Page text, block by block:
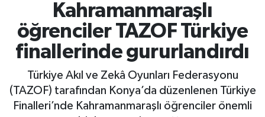
Kahramanmaraşlı
öğrenciler TAZOF Türkiye
finallerinde gururlandırdı
Türkiye Akıl ve Zekâ Oyunları Federasyonu
(TAZOF) tarafından Konya’da düzenlenen Türkiye
Finalleri’nde Kahramanmaraşlı öğrenciler önemli
ONİKİŞUBAT
ÖZEL HABER
Künye
Süper Lig Puan Durumu ve Fikstür
Tüm Manşetler
Son Dakika Haberleri
Haber Arşivi